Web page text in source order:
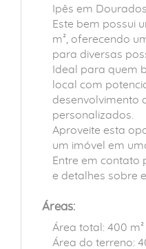
Ipês em
Este bem possui
m², oferecendo
para diversas
Ideal para quem
local com
desenvolvimento
personalizados.
Aproveite esta
um imóvel em
Entre em contato
e detalhes sobre
Áreas:
Área total: 400 m²
Área do terreno: